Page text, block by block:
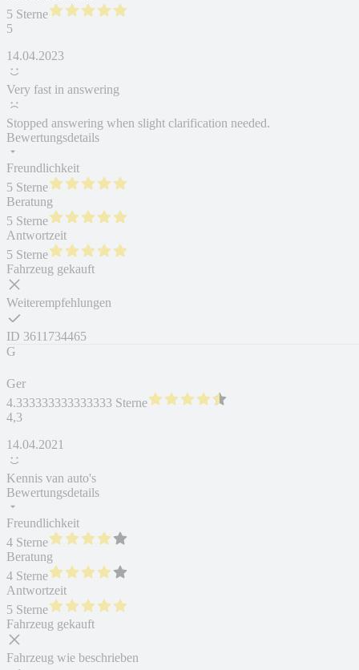
5 Sterne
5
14.04.2023
Very fast in answering
Stopped answering when slight clarification needed.
Bewertungsdetails
Freundlichkeit
5 Sterne
Beratung
5 Sterne
Antwortzeit
5 Sterne
Fahrzeug gekauft
Weiterempfehlungen
ID 3611734465
G
Ger
4.333333333333333 Sterne
4,3
14.04.2021
Kennis van auto's
Bewertungsdetails
Freundlichkeit
4 Sterne
Beratung
4 Sterne
Antwortzeit
5 Sterne
Fahrzeug gekauft
Fahrzeug wie beschrieben